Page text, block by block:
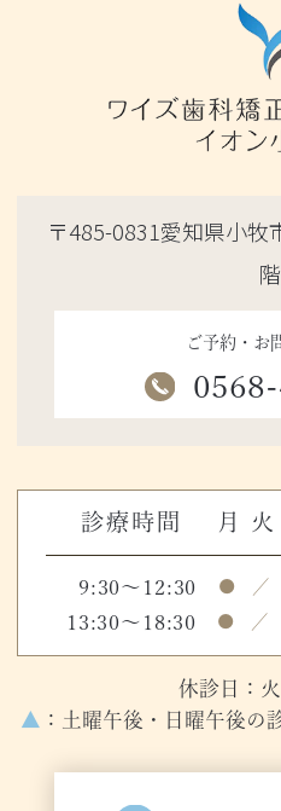
〒485-0831愛知県小牧
階
ご予約・お
診療時間 月 火
9:30～12:30 ● ／
13:30～18:30 ● ／
休診日：
▲ ：土曜午後・日曜午後の